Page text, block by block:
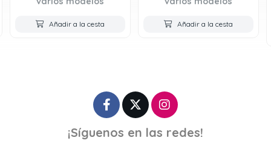
Añadir a la cesta Añadir a la cesta
¡Síguenos en las redes!